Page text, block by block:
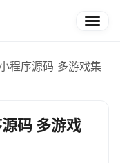
程序源码 多游戏集
码 多游戏